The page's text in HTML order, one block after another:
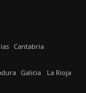
Cantabria
Galicia La Rioja